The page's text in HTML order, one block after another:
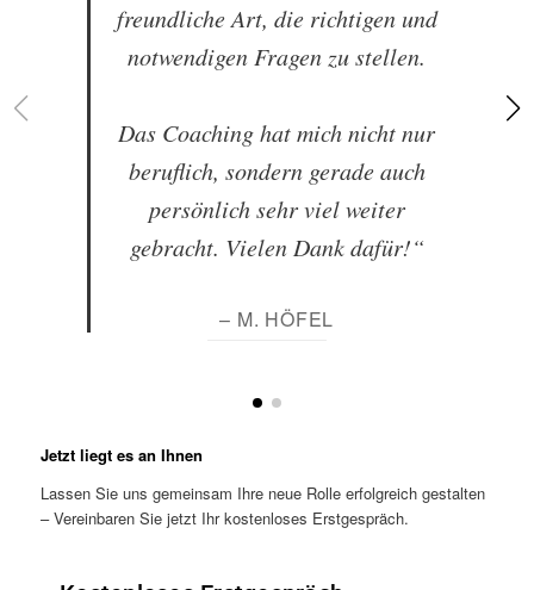
freundliche Art, die richtigen und
notwendigen Fragen zu stellen.
Das Coaching hat mich nicht nur
beruflich, sondern gerade auch
persönlich sehr viel weiter
gebracht. Vielen Dank dafür!“
– M. HÖFEL
Jetzt liegt es an Ihnen
Lassen Sie uns gemeinsam Ihre neue Rolle erfolgreich gestalten
– Vereinbaren Sie jetzt Ihr kostenloses Erstgespräch.